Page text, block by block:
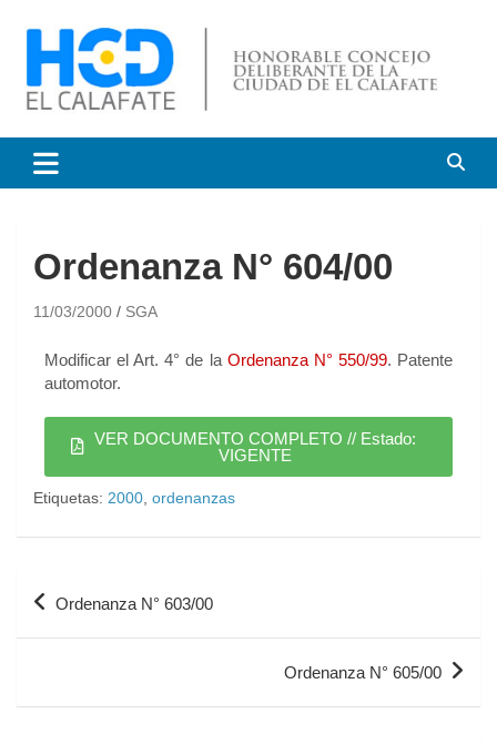
Honorable Concejo
Deliberante de El Calafate
Ordenanza N° 604/00
11/03/2000 SGA
Modificar el Art. 4° de la Ordenanza N° 550/99. Patente
automotor.
VER DOCUMENTO COMPLETO // Estado:
VIGENTE
Etiquetas: 2000 ordenanzas
Ordenanza N° 603/00
Ordenanza N° 605/00